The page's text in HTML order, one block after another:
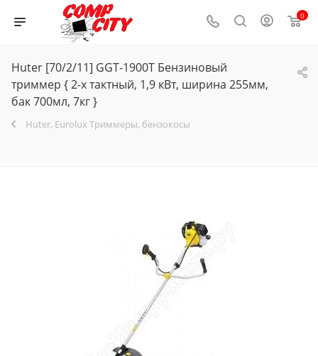
0
Huter [70/2/11] GGT-1900T Бензиновый
триммер { 2-х тактный, 1,9 кВт, ширина 255мм,
бак 700мл, 7кг }
Huter, Eurolux Триммеры, бензокосы